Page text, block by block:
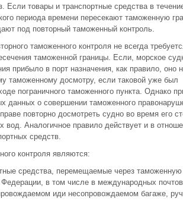
Если товары и транспортные средства в
периода времени пересекают таможенную
под повторный таможенный контроль.
таможенного контроля не всегда
таможенной границы. Если, морское
прибыло в порт назначения, как правило, оно
таможенному досмотру, если таковой уже был
пограничного таможенного пункта. Однако
данных о совершении таможенного
повторно досмотреть судно во время его
вод. Аналогичное правило действует и в
средств.
контроля являются:
средства, перемещаемые через таможенную
Федерации, в том числе в международных
иди несопровождаемом багаже,